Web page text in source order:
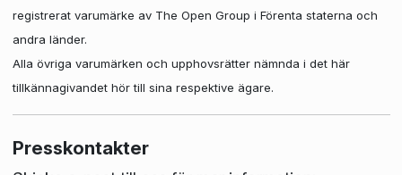
registrerat varumärke av The Open Group i Förenta staterna och
andra länder.
Alla övriga varumärken och upphovsrätter nämnda i det här
tillkännagivandet hör till sina respektive ägare.
Presskontakter